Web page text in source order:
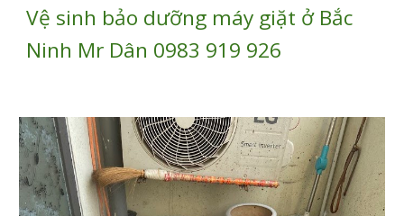
Vệ sinh bảo dưỡng máy giặt ở Bắc
Ninh Mr Dân 0983 919 926